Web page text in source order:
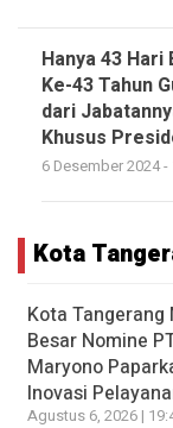
Hanya 43
Ke-43 Tahun
dari
Khusus
6 Desember 2024 -
Kota
Kota Tangerang
Besar Nomine
Maryono
Inovasi
Agustus 6, 2026 |